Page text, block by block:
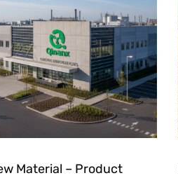
Material – Product